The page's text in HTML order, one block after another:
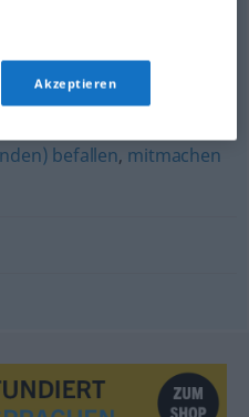
befallen, mitmachen
Akzeptieren